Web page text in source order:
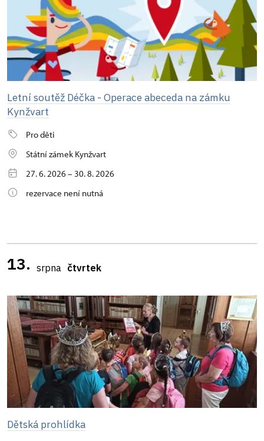
Letní soutěž Déčka - Operace abeceda na zámku
Kynžvart
Pro děti
Státní zámek Kynžvart
27. 6. 2026 – 30. 8. 2026
rezervace není nutná
13. srpna čtvrtek
Dětská prohlídka